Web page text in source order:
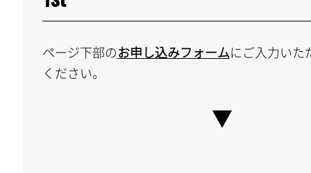
ページ下部のお申し込みフォームにご入力いた
ください。